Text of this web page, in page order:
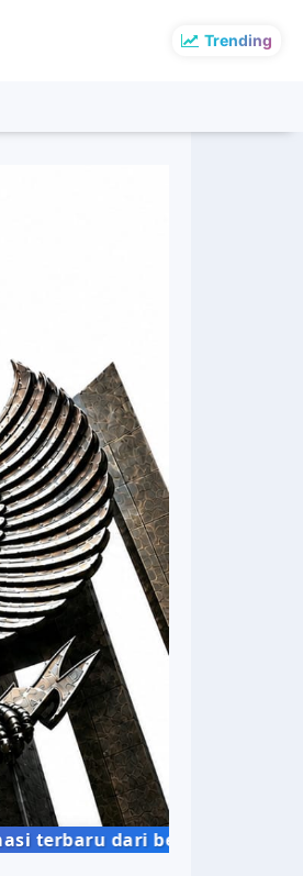
Trending
dari berbagai bidang